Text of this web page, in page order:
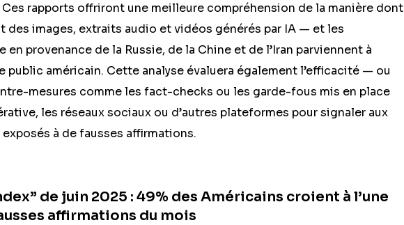
rapports offriront une meilleure compréhension de la manière dont
images, extraits audio et vidéos générés par IA — et les
en provenance de la Russie, de la Chine et de l’Iran parviennent à
public américain. Cette analyse évaluera également l’efficacité — ou
mesures comme les fact-checks ou les garde-fous mis en place
les réseaux sociaux ou d’autres plateformes pour signaler aux
à de fausses affirmations.
de juin 2025 : 49% des Américains croient à l’une
affirmations du mois